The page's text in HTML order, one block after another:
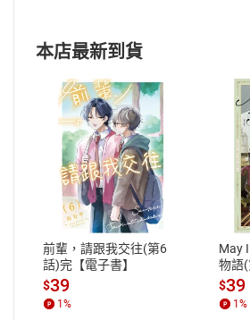
付款方式
ATM轉帳、信用卡、LINE
本店最新到貨
前輩，請跟我交往(第6
話)完【電子書】
$39
1 %
May
物語(
$39
1 %